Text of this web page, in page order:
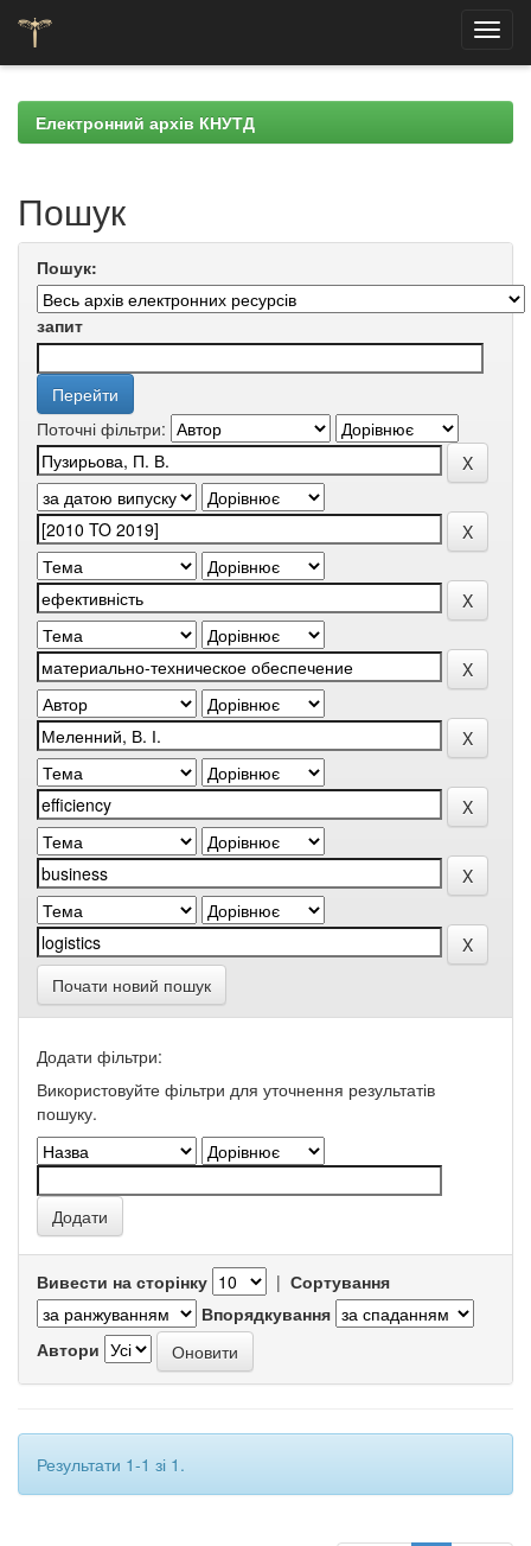
navigationЕлектронний архів КНУТД
Пошук
Пошук:
запит
Поточні фільтри:
Почати новий пошук
Додати фільтри:
Використовуйте фільтри для уточнення результатів
пошуку.
Вивести на сторінку | Сортування
Впорядкування
Автори
Результати 1-1 зі 1.